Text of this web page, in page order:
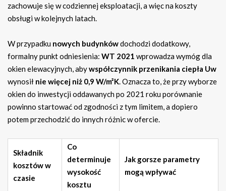
zachowuje się w codziennej eksploatacji, a więc na koszty
obsługi w kolejnych latach.
W przypadku nowych budynkówdochodzi dodatkowy,
formalny punkt odniesienia: WT 2021 wprowadza wymóg dla
okien elewacyjnych, abywspółczynnik przenikania ciepła Uw
wynosił nie więcej niż 0,9 W/m²K. Oznacza to, że przy wyborze
okien do inwestycji oddawanych po 2021 roku porównanie
powinno startować od zgodności z tym limitem, a dopiero
potem przechodzić do innych różnic w ofercie.
Składnik
kosztów w
czasie
Co
determinuje
wysokość
kosztu
Jak gorsze parametry
mogą wpływać